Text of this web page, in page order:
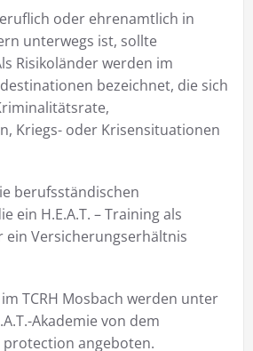
oder ehrenamtlich in
unterwegs ist, sollte
Risikoländer werden im
bezeichnet, die sich
Kriegs- oder Krisensituationen
berufsständischen
ein H.E.A.T. – Training als
ein Versicherungserhältnis
im TCRH Mosbach werden unter
Akademie von dem
angeboten.